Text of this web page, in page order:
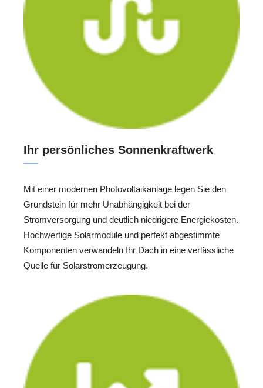
Ihr persönliches Sonnenkraftwerk
Mit einer modernen Photovoltaikanlage legen Sie den
Grundstein für mehr Unabhängigkeit bei der
Stromversorgung und deutlich niedrigere Energiekosten.
Hochwertige Solarmodule und perfekt abgestimmte
Komponenten verwandeln Ihr Dach in eine verlässliche
Quelle für Solarstromerzeugung.